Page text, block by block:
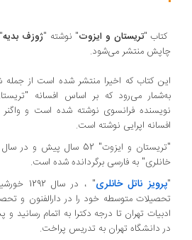
کتاب "تریستان و ایزوت" نوشته "ژوزف بدیه
چاپش منتشر می‌شود.
این کتاب که اخیرا منتشر شده است از
به‌شمار می‌رود که بر اساس افسانه
نویسنده فرانسوی نوشته شده است و واگنر
افسانه اپرایی نوشته است.
خانلری" به فارسی برگردانده شده است.
"پرویز ناتل خانلری
" ، در
تحصیلات متوسطه خود را در دارالفنون و
ادبیات تهران تا درجه دکترا به اتمام
در دانشگاه تهران به تدریس پراخت.